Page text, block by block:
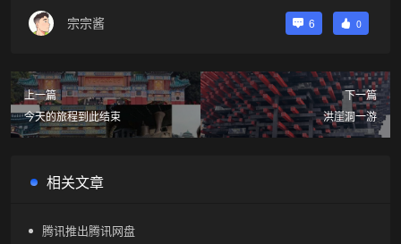
宗宗酱 6 0
上一篇
今天的旅程到此结束
下一篇
洪崖洞一游
相关文章
腾讯推出腾讯网盘